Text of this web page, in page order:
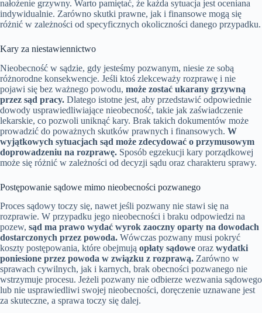
nałożenie grzywny. Warto pamiętać, że każda sytuacja jest oceniana
indywidualnie. Zarówno skutki prawne, jak i finansowe mogą się
różnić w zależności od specyficznych okoliczności danego przypadku.
Kary za niestawiennictwo
Nieobecność w sądzie, gdy jesteśmy pozwanym, niesie ze sobą
różnorodne konsekwencje. Jeśli ktoś zlekceważy rozprawę i nie
pojawi się bez ważnego powodu, może zostać ukarany grzywną
przez sąd pracy. Dlatego istotne jest, aby przedstawić odpowiednie
dowody usprawiedliwiające nieobecność, takie jak zaświadczenie
lekarskie, co pozwoli uniknąć kary. Brak takich dokumentów może
prowadzić do poważnych skutków prawnych i finansowych. W
wyjątkowych sytuacjach sąd może zdecydować o przymusowym
doprowadzeniu na rozprawę. Sposób egzekucji kary porządkowej
może się różnić w zależności od decyzji sądu oraz charakteru sprawy.
Postępowanie sądowe mimo nieobecności pozwanego
Proces sądowy toczy się, nawet jeśli pozwany nie stawi się na
rozprawie. W przypadku jego nieobecności i braku odpowiedzi na
pozew, sąd ma prawo wydać wyrok zaoczny oparty na dowodach
dostarczonych przez powoda. Wówczas pozwany musi pokryć
koszty postępowania, które obejmują opłaty sądowe oraz wydatki
poniesione przez powoda w związku z rozprawą. Zarówno w
sprawach cywilnych, jak i karnych, brak obecności pozwanego nie
wstrzymuje procesu. Jeżeli pozwany nie odbierze wezwania sądowego
lub nie usprawiedliwi swojej nieobecności, doręczenie uznawane jest
za skuteczne, a sprawa toczy się dalej.